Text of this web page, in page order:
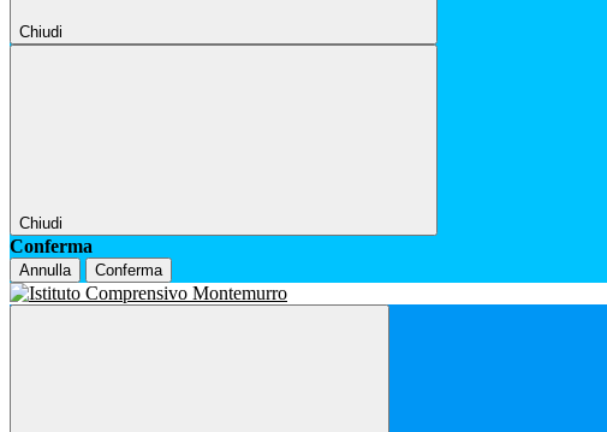
Chiudi
Chiudi
Conferma
Annulla Conferma